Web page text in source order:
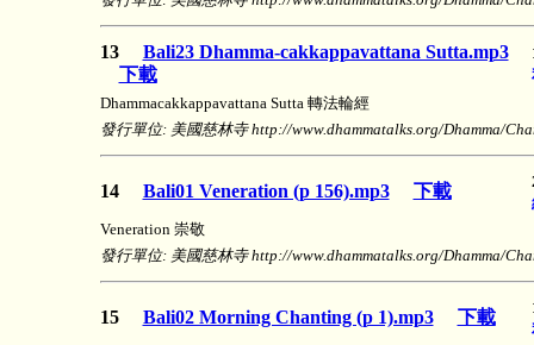
13 Bali23 Dhamma-cakkappavattana Sutta.mp3
下載
Dhammacakkappavattana Sutta 轉法輪經
發行單位: 美國慈林寺 http://www.dhammatalks.org/Dhamma/
14 Bali01 Veneration (p 156).mp3 下載
Veneration 崇敬
發行單位: 美國慈林寺 http://www.dhammatalks.org/Dhamma/
15 Bali02 Morning Chanting (p 1).mp3 下載